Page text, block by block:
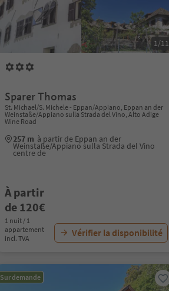
1/11
Sparer Thomas
St. Michael/S. Michele - Eppan/Appiano, Eppan an der
Weinstaße/Appiano sulla Strada del Vino, Alto Adige
Wine Road
257 m à partir de Eppan an der
Weinstaße/Appiano sulla Strada del Vino
centre de
À partir
de 120€
1 nuit / 1
appartement
incl. TVA
Vérifier la disponibilité
Sur demande